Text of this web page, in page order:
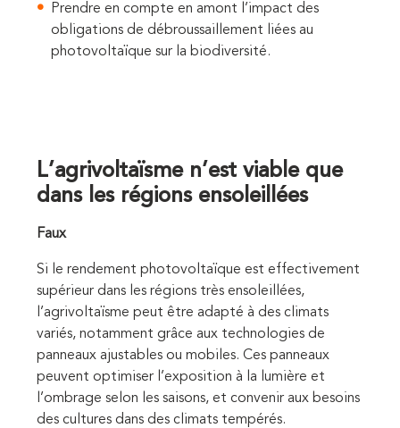
Prendre en compte en amont l’impact des
obligations de débroussaillement liées au
photovoltaïque sur la biodiversité.
L’agrivoltaïsme n’est viable que
dans les régions ensoleillées
Faux
Si le rendement photovoltaïque est effectivement
supérieur dans les régions très ensoleillées,
l’agrivoltaïsme peut être adapté à des climats
variés, notamment grâce aux technologies de
panneaux ajustables ou mobiles. Ces panneaux
peuvent optimiser l’exposition à la lumière et
l’ombrage selon les saisons, et convenir aux besoins
des cultures dans des climats tempérés.